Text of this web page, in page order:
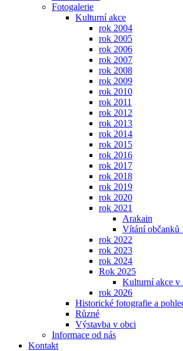
Fotogalerie
Kulturní akce
rok 2004
rok 2005
rok 2006
rok 2007
rok 2008
rok 2009
rok 2010
rok 2011
rok 2012
rok 2013
rok 2014
rok 2015
rok 2016
rok 2017
rok 2018
rok 2019
rok 2020
rok 2021
Arakain
Vítání občanků
rok 2022
rok 2023
rok 2024
Rok 2025
Kulturní akce v
rok 2026
Historické fotografie a
Různé
Výstavba v obci
Informace od nás
Kontakt